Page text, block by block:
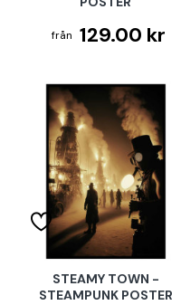
129.00 kr
STEAMY TOWN -
STEAMPUNK POSTER